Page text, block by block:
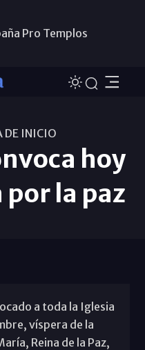
Pro Templos
DE INICIO
hoy
la paz
a toda la Iglesia
víspera de la
Reina de la Paz,